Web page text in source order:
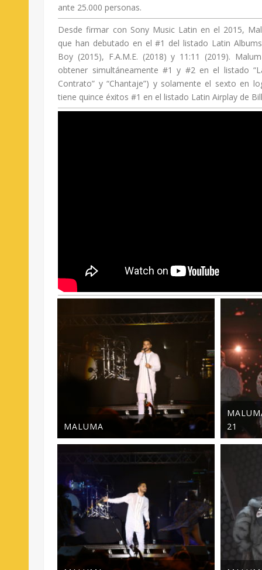
ante 25.000 personas.
Desde firmar con Sony Music Latin en el 2015,
que han debutado en el #1 del listado Latin
Boy (2015), F.A.M.E. (2018) y 11:11 (2019).
obtener simultáneamente #1 y #2 en el listado
Contrato” y “Chantaje”) y solamente el sexto en
tiene quince éxitos #1 en el listado Latin Airplay de
MALUMA
21